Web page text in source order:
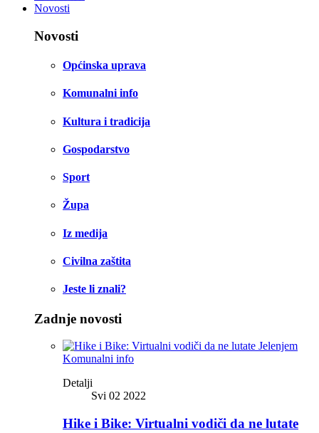
Novosti
Novosti
Općinska uprava
Komunalni info
Kultura i tradicija
Gospodarstvo
Sport
Župa
Iz medija
Civilna zaštita
Jeste li znali?
Zadnje novosti
Komunalni info
Detalji
Svi 02 2022
Hike i Bike: Virtualni vodiči da ne lutate